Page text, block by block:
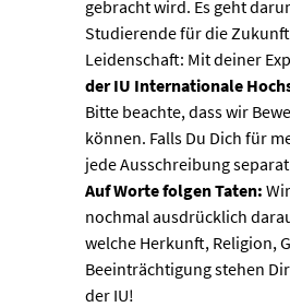
gebracht wird. Es geht
Studierende für die
Leidenschaft: Mit deiner
der IU Internationale
Bitte beachte, dass wir
können. Falls Du Dich für
jede Ausschreibung
Auf Worte folgen Taten:
nochmal ausdrücklich
welche Herkunft, Religion,
Beeinträchtigung stehen
der IU!